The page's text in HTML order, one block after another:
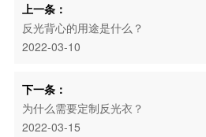
上一条：
反光背心的用途是什么？
2022-03-10
下一条：
为什么需要定制反光衣？
2022-03-15